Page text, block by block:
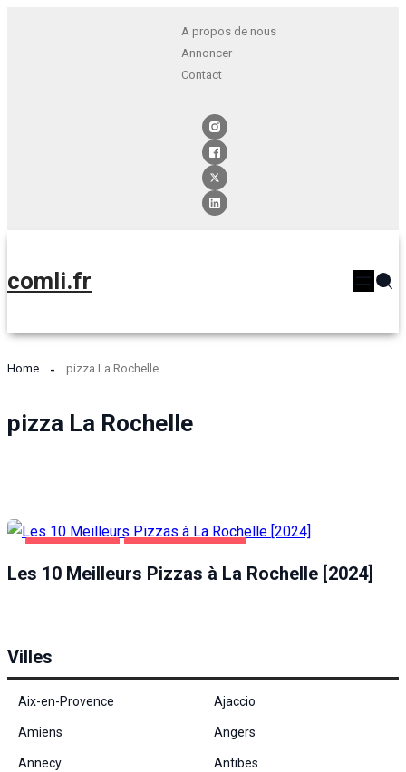
A propos de nous
Annoncer
Contact
comli.fr
Home pizza La Rochelle
pizza La Rochelle
Les 10 Meilleurs Pizzas à La Rochelle [2024]
Villes
Aix-en-Provence Ajaccio
Amiens Angers
Annecy Antibes